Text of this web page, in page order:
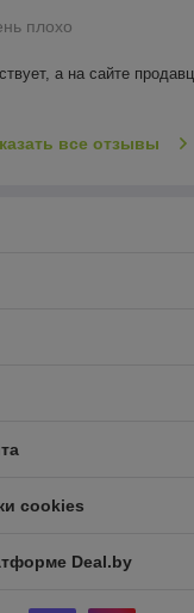
плохо
а на сайте
все отзывы
cookies
Deal.by